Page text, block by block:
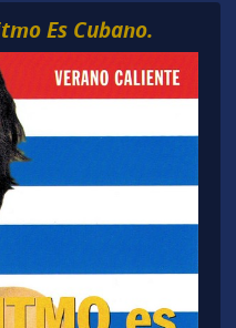
Es Cubano.